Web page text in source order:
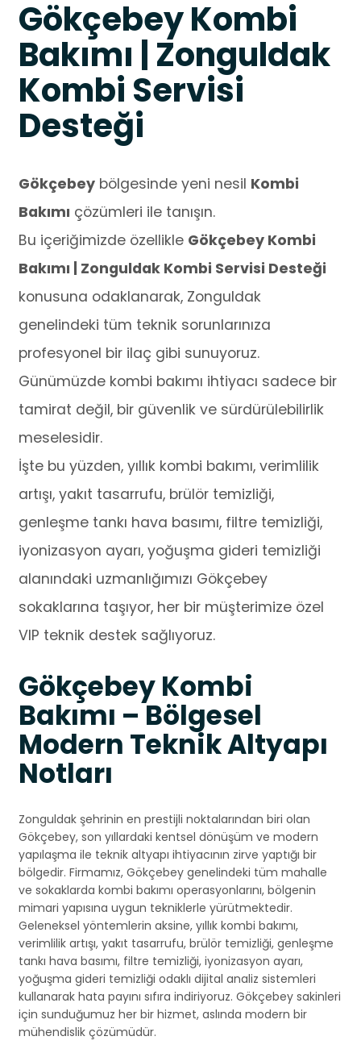
Gökçebey Kombi
Bakımı | Zonguldak
Kombi Servisi
Desteği
Gökçebey bölgesinde yeni nesil Kombi
Bakımı çözümleri ile tanışın.
Bu içeriğimizde özellikle Gökçebey Kombi
Bakımı | Zonguldak Kombi Servisi Desteği
konusuna odaklanarak, Zonguldak
genelindeki tüm teknik sorunlarınıza
profesyonel bir ilaç gibi sunuyoruz.
Günümüzde kombi bakımı ihtiyacı sadece bir
tamirat değil, bir güvenlik ve sürdürülebilirlik
meselesidir.
İşte bu yüzden, yıllık kombi bakımı, verimlilik
artışı, yakıt tasarrufu, brülör temizliği,
genleşme tankı hava basımı, filtre temizliği,
iyonizasyon ayarı, yoğuşma gideri temizliği
alanındaki uzmanlığımızı Gökçebey
sokaklarına taşıyor, her bir müşterimize özel
VIP teknik destek sağlıyoruz.
Gökçebey Kombi
Bakımı – Bölgesel
Modern Teknik Altyapı
Notları
Zonguldak şehrinin en prestijli noktalarından biri olan
Gökçebey, son yıllardaki kentsel dönüşüm ve modern
yapılaşma ile teknik altyapı ihtiyacının zirve yaptığı bir
bölgedir. Firmamız, Gökçebey genelindeki tüm mahalle
ve sokaklarda kombi bakımı operasyonlarını, bölgenin
mimari yapısına uygun tekniklerle yürütmektedir.
Geleneksel yöntemlerin aksine, yıllık kombi bakımı,
verimlilik artışı, yakıt tasarrufu, brülör temizliği, genleşme
tankı hava basımı, filtre temizliği, iyonizasyon ayarı,
yoğuşma gideri temizliği odaklı dijital analiz sistemleri
kullanarak hata payını sıfıra indiriyoruz. Gökçebey sakinleri
için sunduğumuz her bir hizmet, aslında modern bir
mühendislik çözümüdür.